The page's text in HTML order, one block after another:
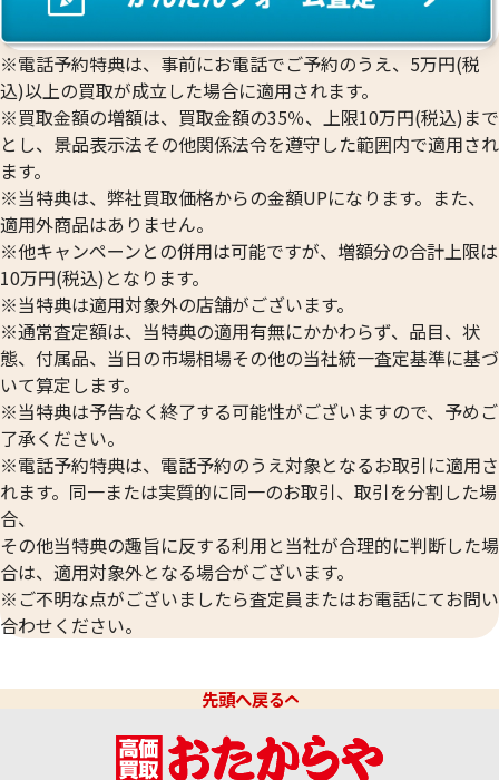
プラチナ1000(Pt1000)ネックレス・リン
グまとめ
43.6g
参考買取価格
663,100円
プラチナ850
ネックレス
リングまとめ
39.0g
参考買取価格
516,400 円
プラチナ850(Pt850)ネックレス・指輪
34.0g
参考買取価格
450,200円
31.0g
410,500円
※電話予約特典は、事前にお電話でご予約のうえ、5万円(税
込)以上の買取が成立した場合に適用されます。
※買取金額の増額は、買取金額の35％、上限10万円(税込)まで
とし、景品表示法その他関係法令を遵守した範囲内で適用され
ます。
※当特典は、弊社買取価格からの金額UPになります。また、
適用外商品はありません。
※他キャンペーンとの併用は可能ですが、増額分の合計上限は
10万円(税込)となります。
※当特典は適用対象外の店舗がございます。
※通常査定額は、当特典の適用有無にかかわらず、品目、状
態、付属品、当日の市場相場その他の当社統一査定基準に基づ
いて算定します。
※当特典は予告なく終了する可能性がございますので、予めご
了承ください。
※電話予約特典は、電話予約のうえ対象となるお取引に適用さ
れます。同一または実質的に同一のお取引、取引を分割した場
合、
その他当特典の趣旨に反する利用と当社が合理的に判断した場
合は、適用対象外となる場合がございます。
※ご不明な点がございましたら査定員またはお電話にてお問い
合わせください。
先頭へ戻る